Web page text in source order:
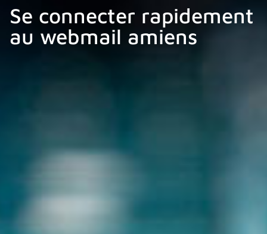
Se connecter rapidement
au webmail amiens